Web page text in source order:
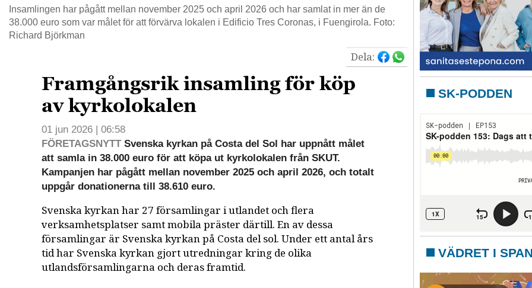
Insamlingen har pågått mellan november 2025 och april 2026 och har samlat in mer än de
38.000 euro som var målet för att förvärva lokalen i Edificio Tres Coronas, i Fuengirola. Foto:
Richard Björkman
Dela:
Framgångsrik insamling för köp
av kyrkolokalen
01 jun 2026 | 06:58
FÖRETAGSNYTTSvenska kyrkan på Costa del Sol har uppnått målet
att samla in 38.000 euro för att köpa ut kyrkolokalen från SKUT.
Kampanjen har pågått mellan november 2025 och april 2026, och totalt
uppgår donationerna till 38.610 euro.
Svenska kyrkan har 27 församlingar i utlandet och flera
verksamhetsplatser samt mobila präster därtill. En av dessa
församlingar är Svenska kyrkan på Costa del sol. Under ett antal års
tid har Svenska kyrkan gjort utredningar kring de olika
utlandsförsamlingarna och deras framtid.
SK-PODDEN
VÄDRET I